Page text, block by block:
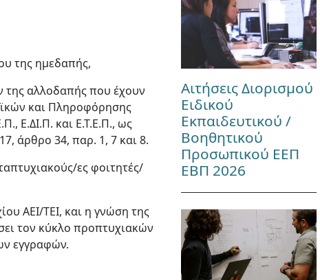
της ημεδαπής,
αλλοδαπής που έχουν
και Πληροφόρησης
Ε.ΔΙ.Π. και Ε.Τ.Ε.Π., ως
άρθρο 34, παρ. 1, 7 και 8.
ες φοιτητές/
ΑΕΙ/ΤΕΙ, και η γνώση της
τον κύκλο προπτυχιακών
εγγραφών.
Αιτήσεις Διορισμού
Ειδικού
Εκπαιδευτικού /
Βοηθητικού
Προσωπικού ΕΕΠ
ΕΒΠ 2026